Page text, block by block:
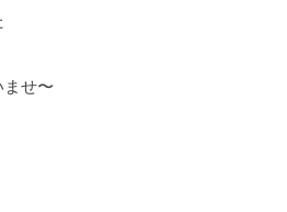
せ〜